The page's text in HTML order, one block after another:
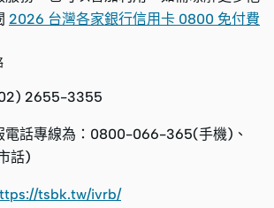
2026 台灣各家銀行信用卡 0800 免付費
2655-3355
電話專線為：0800-066-365(手機)、
話)
tsbk.tw/ivrb/